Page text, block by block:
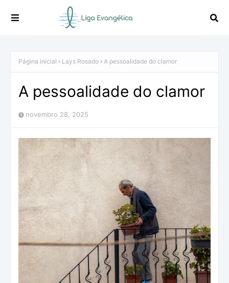
Página inicial Lays Rosado A pessoalidade do clamor
A pessoalidade do clamor
novembro 28, 2025